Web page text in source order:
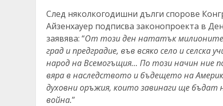
След няколкогодишни дълги спорове
Айзенхауер подписва законопроекта в
заявява: “От този ден нататък милионите
град и предградие, във всяко село и
народ на Всемогъщия… По този начин
вяра в наследството и бъдещето на
духовни оръжия, които завинаги ще
война.”